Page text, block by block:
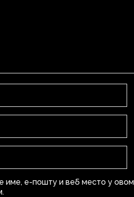
име, е-пошту и веб место у